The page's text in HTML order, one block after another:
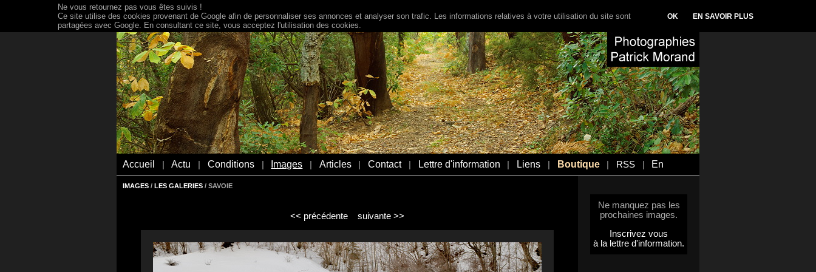
Accueil Actu Conditions Images Articles Contact Lettre d'information Liens Boutique RSS En
IMAGES / LES GALERIES / SAVOIE
<< précédente suivante >>
Ne manquez pas les
prochaines images.
Inscrivez vous
à la lettre d'information.
Ne vous retournez pas vous êtes suivis !
Ce site utilise des cookies provenant de Google afin de personnaliser ses annonces et analyser son trafic. Les informations relatives à votre utilisation du site sont
partagées avec Google. En consultant ce site, vous acceptez l'utilisation des cookies.
OK EN SAVOIR PLUS